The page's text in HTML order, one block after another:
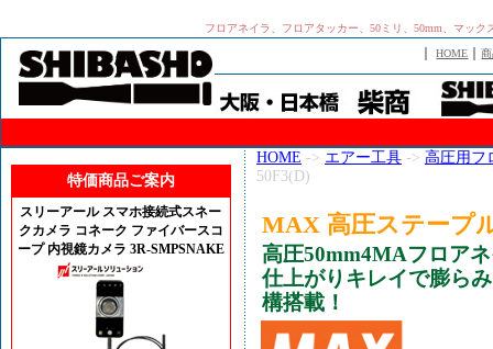
フロアネイラ、フロアタッカー、50ミリ、50mm、マッ
｜HOME ｜
特価商品ご案内
スリーアール スマホ接続式スネー
クカメラ コネーク ファイバースコ
ープ 内視鏡カメラ 3R-SMPSNAKE
HOME -> エアー工具 -> 高圧用フ
50F3(D)
MAX 高圧ステープ
高圧50mm4MAフロア
仕上がりキレイで膨ら
構搭載！